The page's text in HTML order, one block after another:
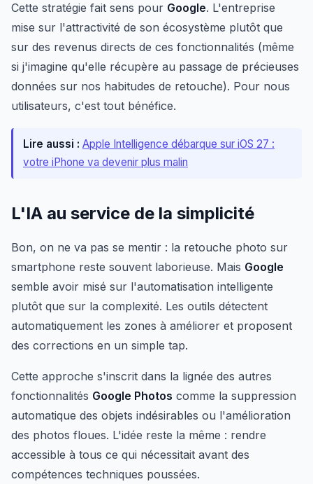
Cette stratégie fait sens pour Google. L'entreprise
mise sur l'attractivité de son écosystème plutôt que
sur des revenus directs de ces fonctionnalités (même
si j'imagine qu'elle récupère au passage de précieuses
données sur nos habitudes de retouche). Pour nous
utilisateurs, c'est tout bénéfice.
Lire aussi : Apple Intelligence débarque sur iOS 27 :
votre iPhone va devenir plus malin
L'IA au service de la simplicité
Bon, on ne va pas se mentir : la retouche photo sur
smartphone reste souvent laborieuse. Mais Google
semble avoir misé sur l'automatisation intelligente
plutôt que sur la complexité. Les outils détectent
automatiquement les zones à améliorer et proposent
des corrections en un simple tap.
Cette approche s'inscrit dans la lignée des autres
fonctionnalités Google Photos comme la suppression
automatique des objets indésirables ou l'amélioration
des photos floues. L'idée reste la même : rendre
accessible à tous ce qui nécessitait avant des
compétences techniques poussées.